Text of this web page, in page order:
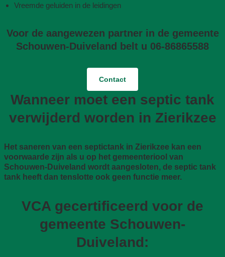
Vreemde geluiden in de leidingen
Voor de aangewezen partner in de gemeente
Schouwen-Duiveland belt u 06-86865588
Contact
Wanneer moet een septic tank
verwijderd worden in Zierikzee
Het saneren van een septictank in Zierikzee kan een
voorwaarde zijn als u op het gemeenteriool van
Schouwen-Duiveland wordt aangesloten, de septic tank
tank heeft dan tenslotte ook geen functie meer.
VCA gecertificeerd voor de
gemeente Schouwen-
Duiveland: